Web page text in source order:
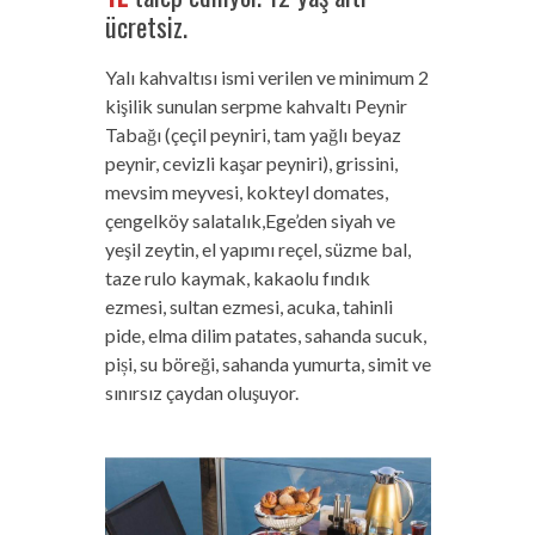
ücretsiz.
Yalı kahvaltısı ismi verilen ve minimum 2
kişilik sunulan serpme kahvaltı Peynir
Tabağı (çeçil peyniri, tam yağlı beyaz
peynir, cevizli kaşar peyniri), grissini,
mevsim meyvesi, kokteyl domates,
çengelköy salatalık,Ege’den siyah ve
yeşil zeytin, el yapımı reçel, süzme bal,
taze rulo kaymak, kakaolu fındık
ezmesi, sultan ezmesi, acuka, tahinli
pide, elma dilim patates, sahanda sucuk,
piși, su böreği, sahanda yumurta, simit ve
sınırsız çaydan oluşuyor.